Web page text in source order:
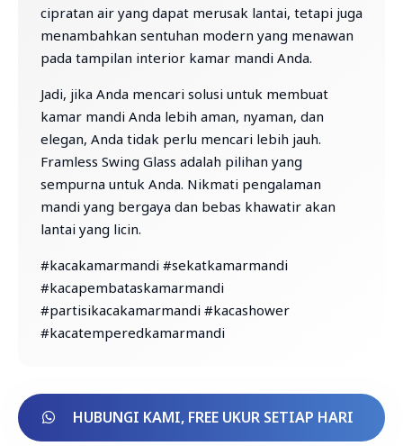
cipratan air yang dapat merusak lantai, tetapi juga
menambahkan sentuhan modern yang menawan
pada tampilan interior kamar mandi Anda.
Jadi, jika Anda mencari solusi untuk membuat
kamar mandi Anda lebih aman, nyaman, dan
elegan, Anda tidak perlu mencari lebih jauh.
Framless Swing Glass adalah pilihan yang
sempurna untuk Anda. Nikmati pengalaman
mandi yang bergaya dan bebas khawatir akan
lantai yang licin.
#kacakamarmandi #sekatkamarmandi
#kacapembataskamarmandi
#partisikacakamarmandi #kacashower
#kacatemperedkamarmandi
HUBUNGI KAMI, FREE UKUR SETIAP HARI